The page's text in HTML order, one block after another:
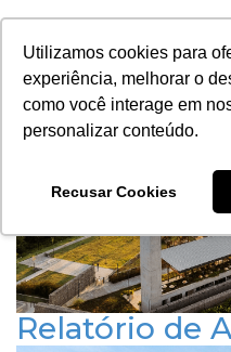
Utilizamos cookies para
experiência, melhorar o
como você interage em
personalizar conteúdo.
Recusar Cookies
regulamento
Relatório de